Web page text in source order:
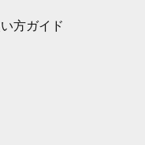
方ガイド